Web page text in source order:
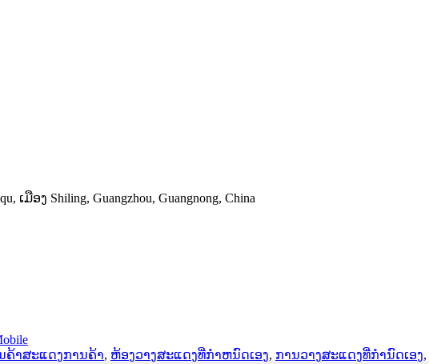
ມືອງ Shiling, Guangzhou, Guangnong, China
ຄ້າສະແດງການຄ້າ, ຫ້ອງວາງສະແດງທີ່ກໍາຫນົດເອງ, ການວາງສະແດງທີ່ກໍານົດເອງ,